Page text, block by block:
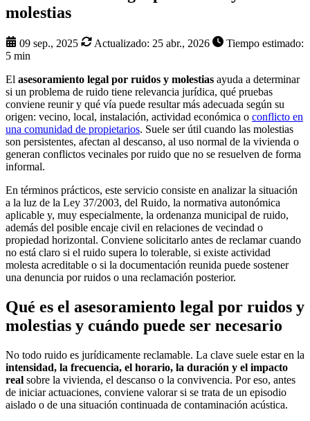
molestias
09 sep., 2025 Actualizado: 25 abr., 2026
Tiempo estimado:
5 min
El asesoramiento legal por ruidos y molestias ayuda a determinar
si un problema de ruido tiene relevancia jurídica, qué pruebas
conviene reunir y qué vía puede resultar más adecuada según su
origen: vecino, local, instalación, actividad económica o conflicto en
una comunidad de propietarios. Suele ser útil cuando las molestias
son persistentes, afectan al descanso, al uso normal de la vivienda o
generan conflictos vecinales por ruido que no se resuelven de forma
informal.
En términos prácticos, este servicio consiste en analizar la situación
a la luz de la Ley 37/2003, del Ruido, la normativa autonómica
aplicable y, muy especialmente, la ordenanza municipal de ruido,
además del posible encaje civil en relaciones de vecindad o
propiedad horizontal. Conviene solicitarlo antes de reclamar cuando
no está claro si el ruido supera lo tolerable, si existe actividad
molesta acreditable o si la documentación reunida puede sostener
una denuncia por ruidos o una reclamación posterior.
Qué es el asesoramiento legal por ruidos y
molestias y cuándo puede ser necesario
No todo ruido es jurídicamente reclamable. La clave suele estar en la
intensidad, la frecuencia, el horario, la duración y el impacto
real sobre la vivienda, el descanso o la convivencia. Por eso, antes
de iniciar actuaciones, conviene valorar si se trata de un episodio
aislado o de una situación continuada de contaminación acústica.